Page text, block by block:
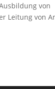
von
Leitung von